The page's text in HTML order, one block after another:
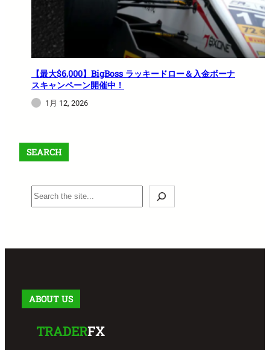
【最大$6,000】BigBoss ラッキードロー＆入金ボーナ
スキャンペーン開催中！
1月 12, 2026
SEARCH
S
e
c
ABOUT US
TRADERFX